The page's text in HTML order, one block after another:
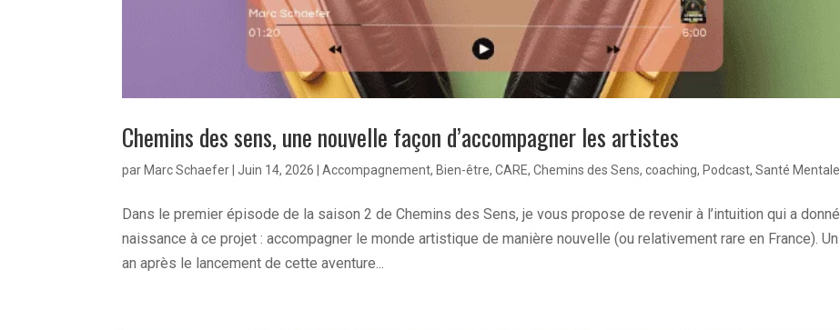
Chemins des sens, une nouvelle façon d’accompagner les artistes
par Marc Schaefer |Juin 14, 2026 |Accompagnement, Bien-être,CARE,Chemins des Sens,coaching, Podcast,Santé Mentale
Dans le premier épisode de la saison 2 de Chemins des Sens, je vous propose de revenir à l’intuition qui a donné
naissance à ce projet : accompagner le monde artistique de manière nouvelle (ou relativement rare en France). Un
an après le lancement de cette aventure...